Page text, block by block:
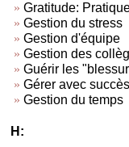
Gratitude:
Gestion du stress
Gestion d'équipe
Gestion des
Guérir les
Gérer avec
Gestion du temps
H: